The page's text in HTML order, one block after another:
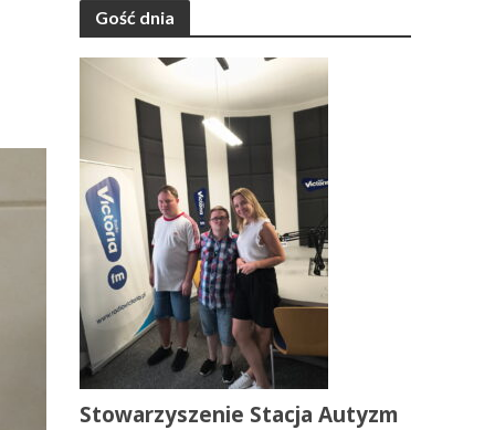
Gość dnia
Stowarzyszenie Stacja Autyzm